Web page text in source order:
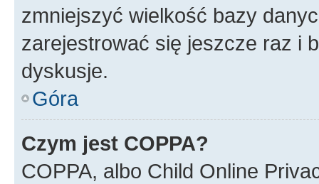
zmniejszyć wielkość bazy
zarejestrować się jeszcze raz i
dyskusje.
Góra
Czym jest COPPA?
COPPA, albo Child Online